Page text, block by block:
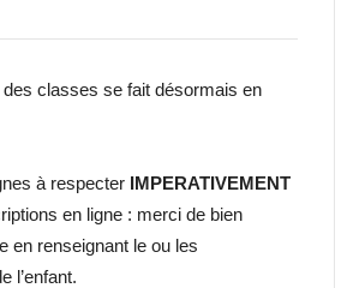
classes se fait désormais en
à respecter IMPERATIVEMENT
en ligne : merci de bien
en renseignant le ou les
l’enfant.